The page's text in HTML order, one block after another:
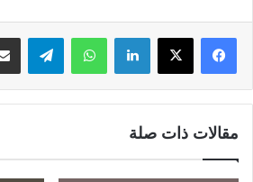
لينكدإن واتساب
مقالات ذات صلة